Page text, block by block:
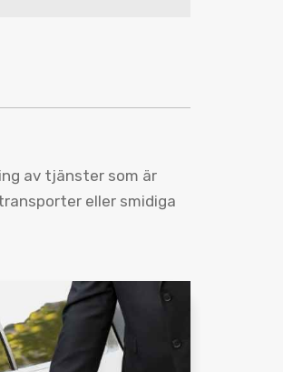
av tjänster som är
eller smidiga